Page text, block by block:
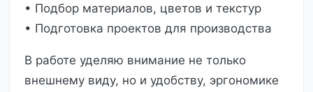
• Подбор материалов, цветов и текстур
• Подготовка проектов для производства
В работе уделяю внимание не только
внешнему виду, но и удобству, эргономике